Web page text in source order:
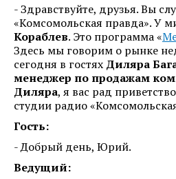
- Здравствуйте, друзья. Вы
«Комсомольская правда». У
Кораблев. Это программа «
Здесь мы говорим о рынке
сегодня в гостях Диляра
менеджер по продажам
Диляра, я вас рад
студии радио
Гость:
- Добрый день, Юрий.
Ведущий: